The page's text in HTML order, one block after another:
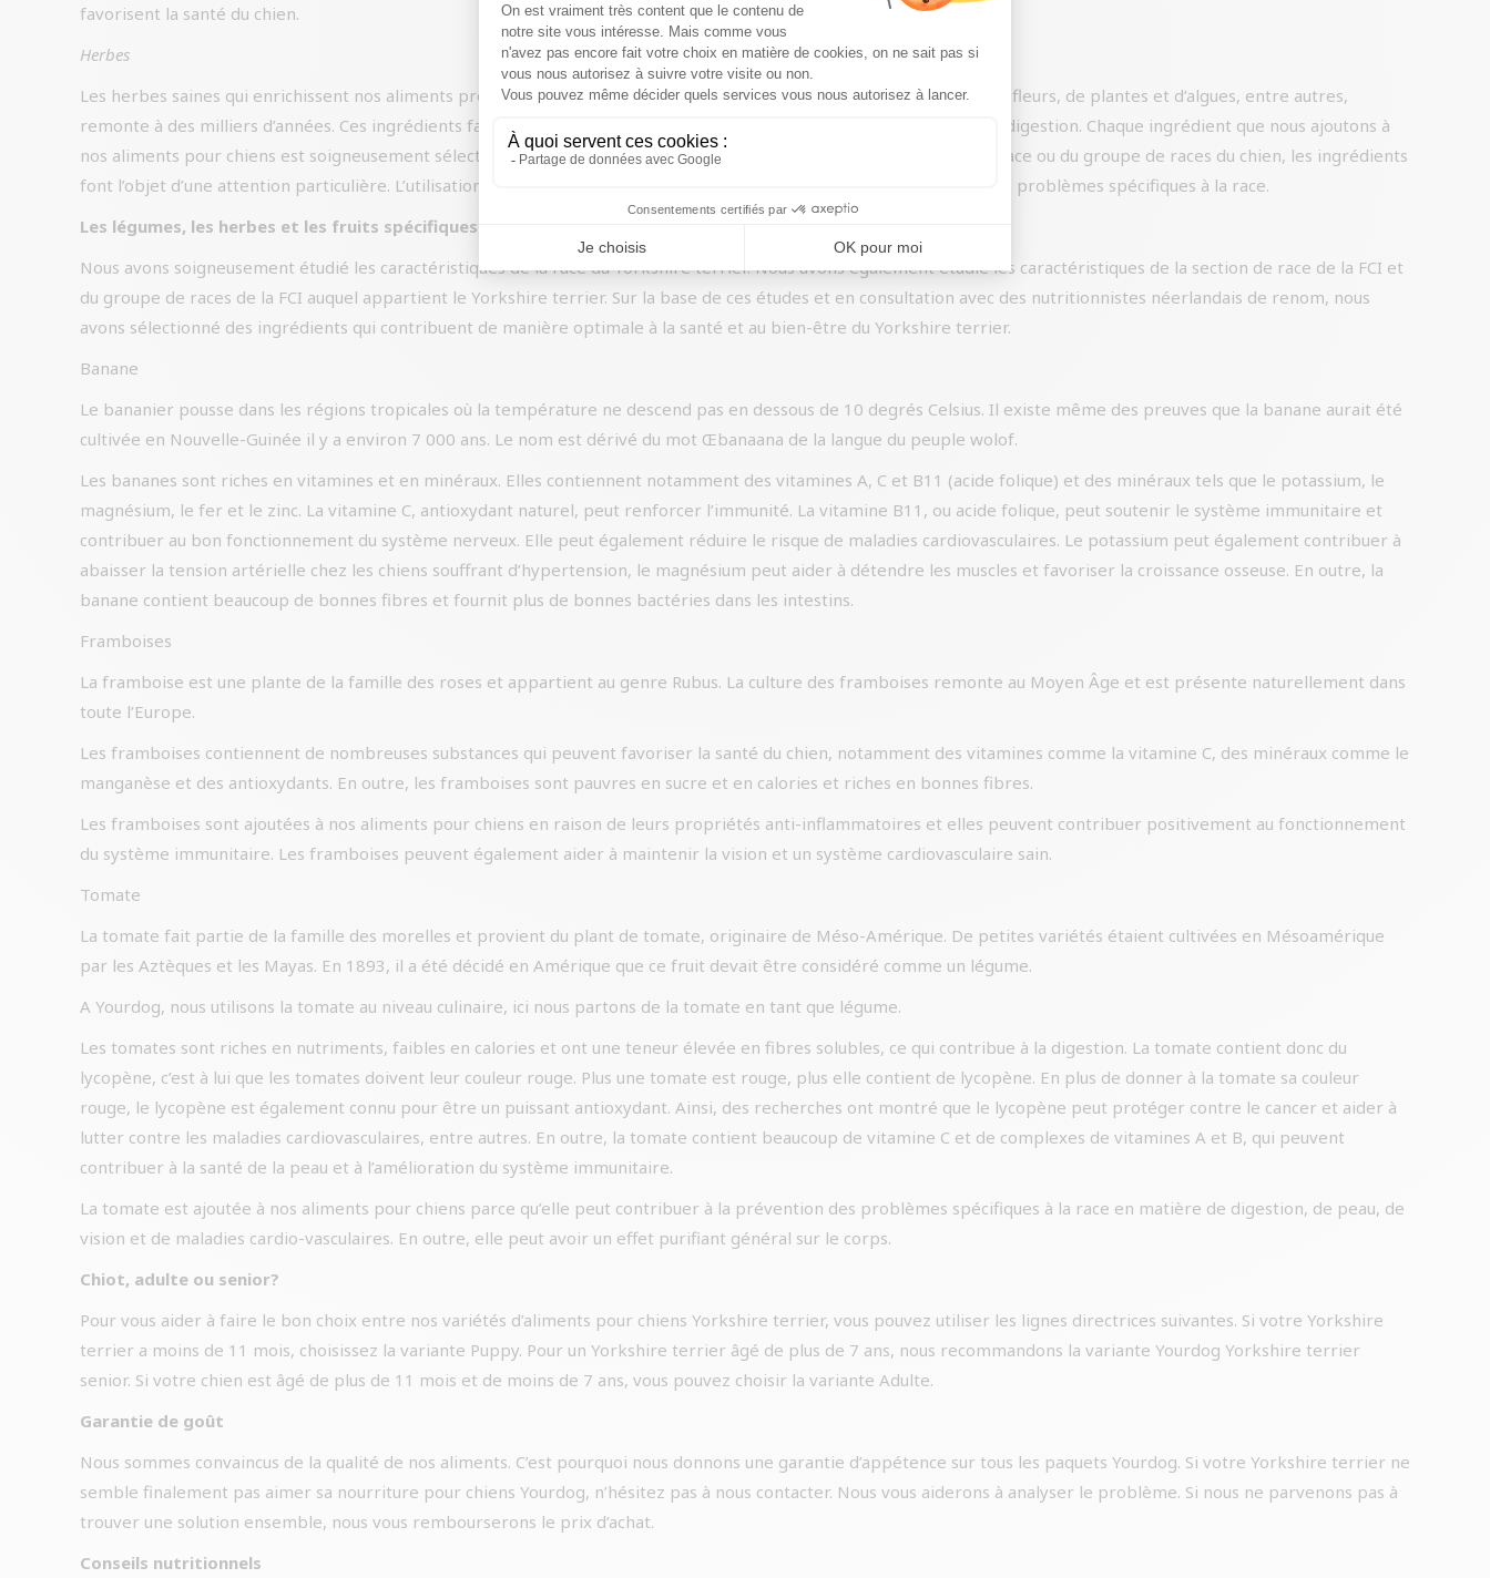
favorisent la santé du chien.
Herbes
Les herbes saines qui enrichissent nos aliments proviennent de plantes d’Europe. L’utilisation d’herbes, de racines, de fleurs, de plantes et d’algues, entre autres,
remonte à des milliers d’années. Ces ingrédients favorisent les processus naturels de l’organisme du chien, comme la digestion. Chaque ingrédient que nous ajoutons à
nos aliments pour chiens est soigneusement sélectionné pour ses propriétés positives. En fonction de la taille, de la race ou du groupe de races du chien, les ingrédients
font l’objet d’une attention particulière. L’utilisation d’herbes, de racines, de fleurs et de plantes permet de réduire les problèmes spécifiques à la race.
Les légumes, les herbes et les fruits spécifiques au Yorkshire terrier
Nous avons soigneusement étudié les caractéristiques de la race du Yorkshire terrier. Nous avons également étudié les caractéristiques de la section de race de la FCI et
du groupe de races de la FCI auquel appartient le Yorkshire terrier. Sur la base de ces études et en consultation avec des nutritionnistes néerlandais de renom, nous
avons sélectionné des ingrédients qui contribuent de manière optimale à la santé et au bien-être du Yorkshire terrier.
Banane
Le bananier pousse dans les régions tropicales où la température ne descend pas en dessous de 10 degrés Celsius. Il existe même des preuves que la banane aurait été
cultivée en Nouvelle-Guinée il y a environ 7 000 ans. Le nom est dérivé du mot Œbanaana de la langue du peuple wolof.
Les bananes sont riches en vitamines et en minéraux. Elles contiennent notamment des vitamines A, C et B11 (acide folique) et des minéraux tels que le potassium, le
magnésium, le fer et le zinc. La vitamine C, antioxydant naturel, peut renforcer l’immunité. La vitamine B11, ou acide folique, peut soutenir le système immunitaire et
contribuer au bon fonctionnement du système nerveux. Elle peut également réduire le risque de maladies cardiovasculaires. Le potassium peut également contribuer à
abaisser la tension artérielle chez les chiens souffrant d’hypertension, le magnésium peut aider à détendre les muscles et favoriser la croissance osseuse. En outre, la
banane contient beaucoup de bonnes fibres et fournit plus de bonnes bactéries dans les intestins.
Framboises
La framboise est une plante de la famille des roses et appartient au genre Rubus. La culture des framboises remonte au Moyen Âge et est présente naturellement dans
toute l’Europe.
Les framboises contiennent de nombreuses substances qui peuvent favoriser la santé du chien, notamment des vitamines comme la vitamine C, des minéraux comme le
manganèse et des antioxydants. En outre, les framboises sont pauvres en sucre et en calories et riches en bonnes fibres.
Les framboises sont ajoutées à nos aliments pour chiens en raison de leurs propriétés anti-inflammatoires et elles peuvent contribuer positivement au fonctionnement
du système immunitaire. Les framboises peuvent également aider à maintenir la vision et un système cardiovasculaire sain.
Tomate
La tomate fait partie de la famille des morelles et provient du plant de tomate, originaire de Méso-Amérique. De petites variétés étaient cultivées en Mésoamérique
par les Aztèques et les Mayas. En 1893, il a été décidé en Amérique que ce fruit devait être considéré comme un légume.
A Yourdog, nous utilisons la tomate au niveau culinaire, ici nous partons de la tomate en tant que légume.
Les tomates sont riches en nutriments, faibles en calories et ont une teneur élevée en fibres solubles, ce qui contribue à la digestion. La tomate contient donc du
lycopène, c’est à lui que les tomates doivent leur couleur rouge. Plus une tomate est rouge, plus elle contient de lycopène. En plus de donner à la tomate sa couleur
rouge, le lycopène est également connu pour être un puissant antioxydant. Ainsi, des recherches ont montré que le lycopène peut protéger contre le cancer et aider à
lutter contre les maladies cardiovasculaires, entre autres. En outre, la tomate contient beaucoup de vitamine C et de complexes de vitamines A et B, qui peuvent
contribuer à la santé de la peau et à l’amélioration du système immunitaire.
La tomate est ajoutée à nos aliments pour chiens parce qu’elle peut contribuer à la prévention des problèmes spécifiques à la race en matière de digestion, de peau, de
vision et de maladies cardio-vasculaires. En outre, elle peut avoir un effet purifiant général sur le corps.
Chiot, adulte ou senior?
Pour vous aider à faire le bon choix entre nos variétés d’aliments pour chiens Yorkshire terrier, vous pouvez utiliser les lignes directrices suivantes. Si votre Yorkshire
terrier a moins de 11 mois, choisissez la variante Puppy. Pour un Yorkshire terrier âgé de plus de 7 ans, nous recommandons la variante Yourdog Yorkshire terrier
senior. Si votre chien est âgé de plus de 11 mois et de moins de 7 ans, vous pouvez choisir la variante Adulte.
Garantie de goût
Nous sommes convaincus de la qualité de nos aliments. C’est pourquoi nous donnons une garantie d’appétence sur tous les paquets Yourdog. Si votre Yorkshire terrier ne
semble finalement pas aimer sa nourriture pour chiens Yourdog, n’hésitez pas à nous contacter. Nous vous aiderons à analyser le problème. Si nous ne parvenons pas à
trouver une solution ensemble, nous vous rembourserons le prix d’achat.
Conseils nutritionnels